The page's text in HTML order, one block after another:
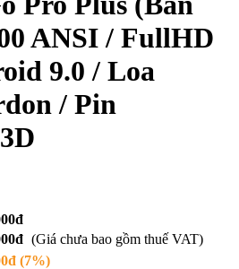
ANSI / FullHD
9.0 / Loa
/ Pin
(Giá chưa bao gồm thuế VAT)
(7%)